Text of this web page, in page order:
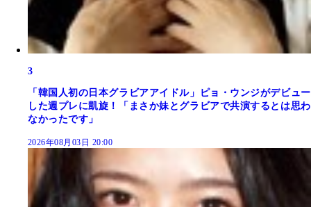
3
「韓国人初の日本グラビアアイドル」ピョ・ウンジがデビュー
した週プレに凱旋！「まさか妹とグラビアで共演するとは思わ
なかったです」
2026年08月03日 20:00